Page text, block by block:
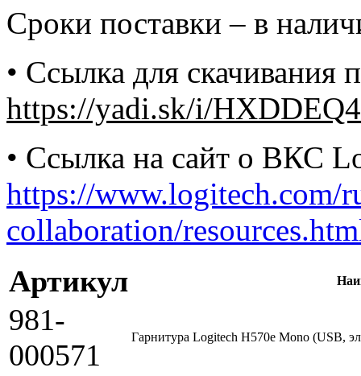
Сроки поставки – в
• Ссылка для скачивания
https://yadi.sk/i/
• Ссылка на сайт о ВКС
https://www.logitech.com/
collaboration/
Артикул
981-
000571
Гарнитура Logitech H570e Mono (USB,